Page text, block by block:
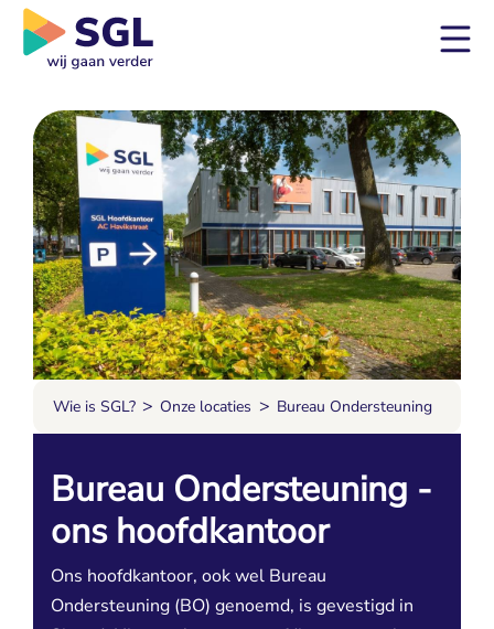
Bureau Ondersteuning -
ons hoofdkantoor
Ons hoofdkantoor, ook wel Bureau
Ondersteuning (BO) genoemd, is gevestigd in
Wie is SGL? > Onze locaties > Bureau Ondersteuning